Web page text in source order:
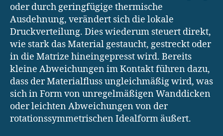
oder durch geringfügige thermische
Ausdehnung, verändert sich die lokale
Druckverteilung. Dies wiederum steuert direkt,
wie stark das Material gestaucht, gestreckt oder
in die Matrize hineingepresst wird. Bereits
kleine Abweichungen im Kontakt führen dazu,
dass der Materialfluss ungleichmäßig wird, was
sich in Form von unregelmäßigen Wanddicken
oder leichten Abweichungen von der
rotationssymmetrischen Idealform äußert.